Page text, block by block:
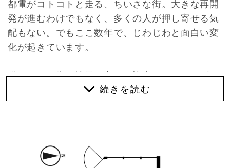
都電がコトコトと走る、ちいさな街。大きな再開
発が進むわけでもなく、多くの人が押し寄せる気
配もない。でもここ数年で、じわじわと面白い変
化が起きています。
僕らはこの街で地元の方々と協力しながら、6年
ほど前からエリアリノベーション的な取り組みを
続けてきました。気づけば新しい顔ぶれが少しず
そんな流れのなか、今回募集するのは元美容室の